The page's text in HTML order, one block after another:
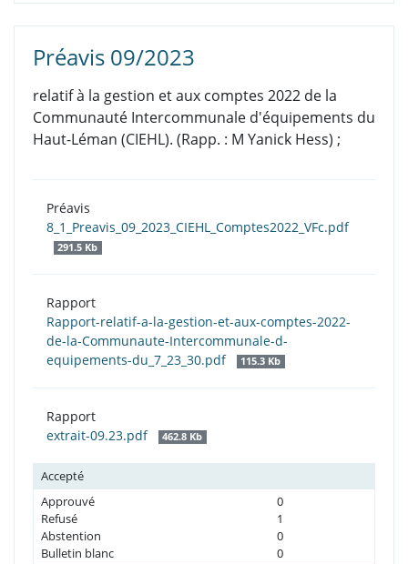
Préavis 09/2023
relatif à la gestion et aux comptes 2022 de la
Communauté Intercommunale d'équipements du
Haut-Léman (CIEHL). (Rapp. : M Yanick Hess) ;
Préavis
8_1_Preavis_09_2023_CIEHL_Comptes2022_VFc.pdf
291.5 Kb
Rapport
Rapport-relatif-a-la-gestion-et-aux-comptes-2022-
de-la-Communaute-Intercommunale-d-
equipements-du_7_23_30.pdf
115.3 Kb
Rapport
extrait-09.23.pdf
462.8 Kb
Accepté
Approuvé
0
Refusé
1
Abstention
0
Bulletin blanc
0